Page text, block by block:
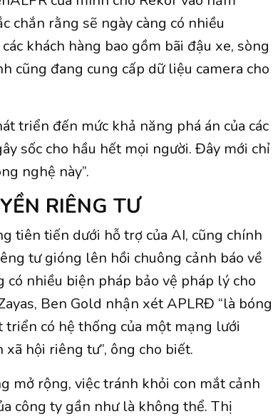
chắn rằng sẽ ngày càng có nhiều
khách hàng bao gồm bãi đậu xe, sòng
cũng đang cung cấp dữ liệu camera cho
triển đến mức khả năng phá án của các
sốc cho hầu hết mọi người. Đây mới chỉ
nghệ này”.
RIÊNG TƯ
tiên tiến dưới hỗ trợ của AI, cũng chính
tư gióng lên hồi chuông cảnh báo về
nhiều biện pháp bảo vệ pháp lý cho
Ben Gold nhận xét APLRĐ “là bóng
triển có hệ thống của một mạng lưới
hội riêng tư”, ông cho biết.
mở rộng, việc tránh khỏi con mắt cảnh
công ty gần như là không thể. Thị